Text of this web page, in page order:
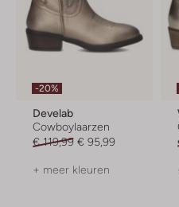
-20%
Develab
Cowboylaarzen
€ 119,99 € 95,99
+ meer kleuren